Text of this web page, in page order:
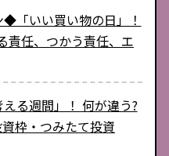
「いい買い物の日」！
責任、つかう責任、エ
る週間」！ 何が違う?
枠・つみたて投資